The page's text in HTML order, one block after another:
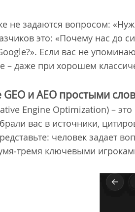
не задаются вопросом:
это: «Почему нас до
Если вас не
– даже при хорошем
GEO и AEO простыми
Engine Optimization) –
вас в источники,
человек задает
ключевыми